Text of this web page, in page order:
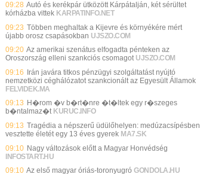
09:28 Autó és kerékpár ütközött Kárpátalján, két sérültet
kórházba vittek KARPATINFO.NET
09:23 Többen meghaltak a Kijevre és környékére mért
újabb orosz csapásokban UJSZO.COM
09:20 Az amerikai szenátus elfogadta pénteken az
Oroszország elleni szankciós csomagot UJSZO.COM
09:16 Irán javára titkos pénzügyi szolgáltatást nyújtó
nemzetközi céghálózatot szankcionált az Egyesült Államok
FELVIDEK.MA
09:13 H�rom �v b�rt�nre �t�ltek egy r�szeges
b�ntalmaz�t KURUC.INFO
09:13 Tragédia a népszerű üdülőhelyen: medúzacsípésben
vesztette életét egy 13 éves gyerek MA7.SK
09:10 Nagy változások előtt a Magyar Honvédség
INFOSTART.HU
09:10 Az első magyar óriás-toronyugró GONDOLA.HU